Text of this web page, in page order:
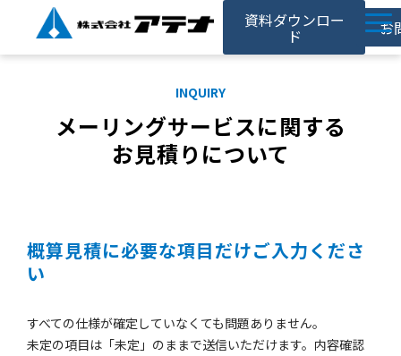
資料ダウンロー
ド お
サービス
採用情報
INQUIRY
メーリングサービスに関する
お見積りについて
概算見積に必要な項目だけご入力くださ
い
すべての仕様が確定していなくても問題ありません。
未定の項目は「未定」のままで送信いただけます。内容確認